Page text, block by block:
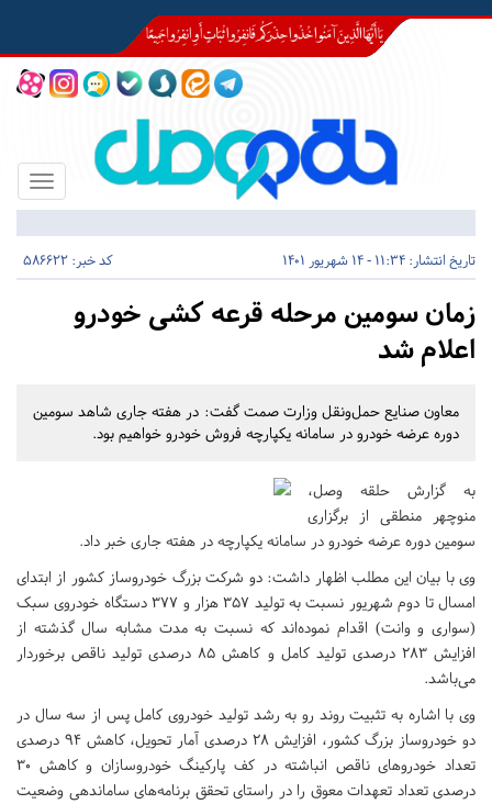
Toggle
تاریخ انتشار: 11:34 - 14 شهریور 1401 کد خبر: 586622
زمان سومین مرحله قرعه کشی خودرو
اعلام شد
معاون صنایع حمل‌ونقل وزارت صمت گفت: در هفته جاری شاهد سومین
دوره عرضه خودرو در سامانه یکپارچه فروش خودرو خواهیم بود.
به گزارش حلقه وصل،
منوچهر منطقی از برگزاری
سومین دوره عرضه خودرو در سامانه یکپارچه در هفته جاری خبر داد.
وی با بیان این مطلب اظهار داشت: دو شرکت بزرگ خودروساز کشور از ابتدای
امسال تا دوم شهریور نسبت به تولید ۳۵۷ هزار و ۳۷۷ دستگاه خودروی سبک
(سواری و وانت) اقدام نموده‌اند که نسبت به مدت مشابه سال گذشته از
افزایش ۲۸۳ درصدی تولید کامل و کاهش ۸۵ درصدی تولید ناقص برخوردار
می‌باشد.
وی با اشاره به تثبیت روند رو به رشد تولید خودروی کامل پس از سه سال در
دو خودروساز بزرگ کشور، افزایش ۲۸ درصدی آمار تحویل، کاهش ۹۴ درصدی
تعداد خودروهای ناقص انباشته در کف پارکینگ خودروسازان و کاهش ۳۰
درصدی تعداد تعهدات معوق را در راستای تحقق برنامه‌های ساماندهی وضعیت